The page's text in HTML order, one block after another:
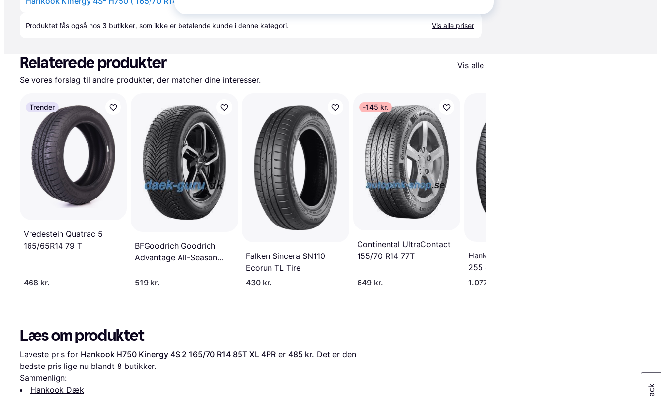
Produktet fås også hos 3 butikker, som ikke er betalende kunde i denne kategori. Vis alle priser
Relaterede produkter
Vis alle
Se vores forslag til andre produkter, der matcher dine interesser.
Trender
Vredestein Quatrac 5
165/65R14 79 T
468 kr.
BFGoodrich Goodrich
Advantage All-Season
519 kr.
Falken Sincera SN110
Ecorun TL Tire
430 kr.
-145 kr.
Continental UltraContact
155/70 R14 77T
649 kr.
Hankook Kinergy 4S H750
255 45 R18 Tire
1.077 kr.
Læs om produktet
Laveste pris for Hankook H750 Kinergy 4S 2 165/70 R14 85T XL 4PR er 485 kr. Det er den
bedste pris lige nu blandt 8 butikker.
Sammenlign:
Hankook Dæk